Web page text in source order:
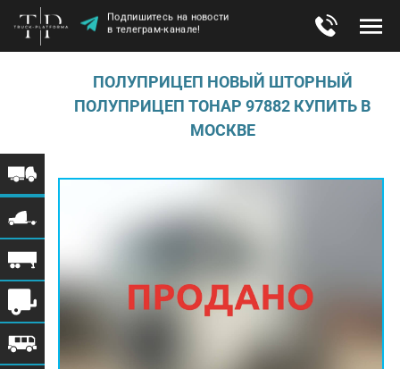
Подпишитесь на новости
в телеграм-канале!
ПОЛУПРИЦЕП НОВЫЙ ШТОРНЫЙ
ПОЛУПРИЦЕП ТОНАР 97882 КУПИТЬ В
МОСКВЕ